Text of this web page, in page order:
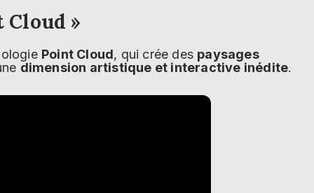
»
Point Cloud, qui crée des paysages
dimension artistique et interactive inédite.